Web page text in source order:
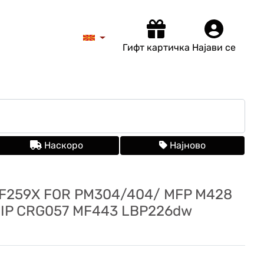
Гифт картичка Најави се
Наскоро Најново
FOR PM304/404/ MFP M428
CRG057 MF443 LBP226dw